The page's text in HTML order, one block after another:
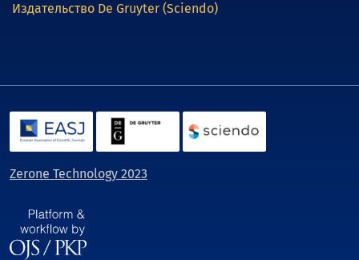
Издательство De Gruyter (Sciendo)
Zerone Technology 2023